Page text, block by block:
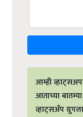
आम्ही
आताच्या
व्हाट्सअँप